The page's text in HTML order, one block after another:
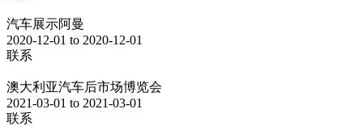
汽车展示阿曼
2020-12-01 to 2020-12-01
联系
澳大利亚汽车后市场博览会
2021-03-01 to 2021-03-01
联系